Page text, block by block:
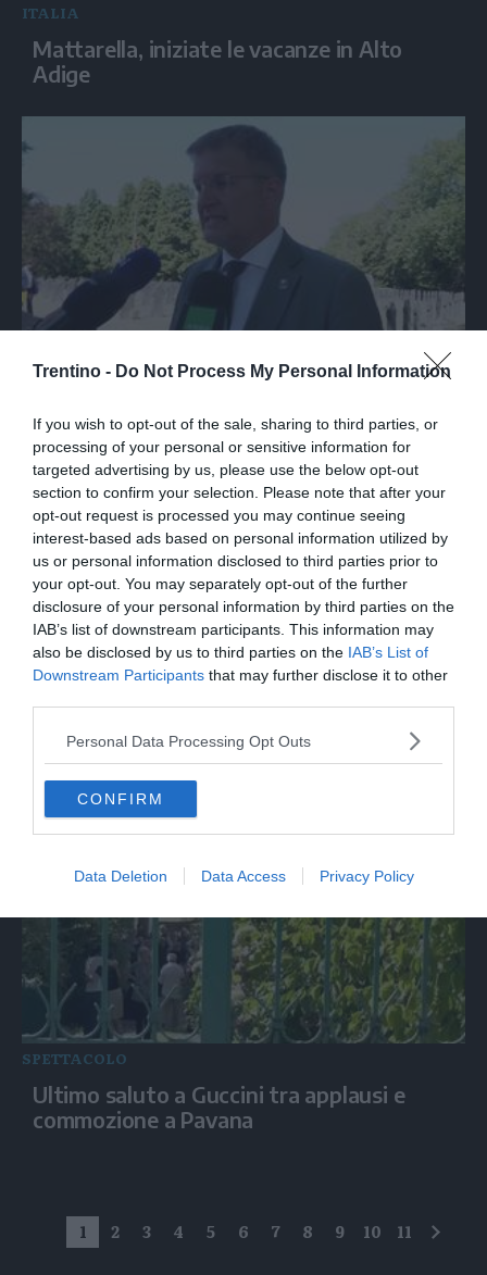
Trentino - Do Not Process My Personal Information
If you wish to opt-out of the sale, sharing to third parties, or
processing of your personal or sensitive information for
targeted advertising by us, please use the below opt-out
section to confirm your selection. Please note that after your
opt-out request is processed you may continue seeing
interest-based ads based on personal information utilized by
us or personal information disclosed to third parties prior to
your opt-out. You may separately opt-out of the further
disclosure of your personal information by third parties on the
IAB’s list of downstream participants. This information may
also be disclosed by us to third parties on the IAB’s List of
Downstream Participants that may further disclose it to other
Personal Data Processing Opt Outs
CONFIRM
Data Deletion Data Access Privacy Policy
ITALIA
Mattarella, iniziate le vacanze in Alto
Adige
Fidanza (FdI): 'Cgil di spalle ad
anniversario Marcinelle mentre La Russa
leggeva Mattarella, si vergogni!'
Landini: “Fidanza ha preso colpo di sole,
Cgil non si gira mai dall'altra parte”
SPETTACOLO
Ultimo saluto a Guccini tra applausi e
commozione a Pavana
1 2 3 4 5 6 7 8 9 10 11